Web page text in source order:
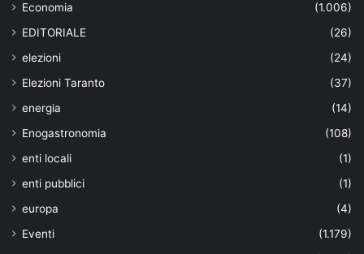
Economia
(1.006)
EDITORIALE
(26)
elezioni
(24)
Elezioni Taranto
(37)
energia
(14)
Enogastronomia
(108)
enti locali
(1)
enti pubblici
(1)
europa
(4)
Eventi
(1.179)